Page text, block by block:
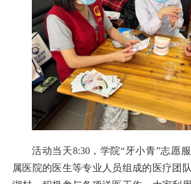
活动当天8:30，学院“牙小青”志愿
属医院的医生等专业人员组成的医疗团